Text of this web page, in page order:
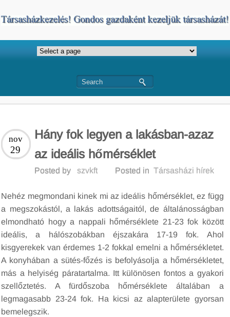
Hány fok legyen a lakásban-azaz
az ideális hőmérséklet
nov
29
Posted by szvkft Posted in Társasházi hírek
Nehéz megmondani kinek mi az ideális hőmérséklet, ez függ
a megszokástól, a lakás adottságaitól, de általánosságban
elmondható hogy a nappali hőmérséklete 21-23 fok között
ideális, a hálószobákban éjszakára 17-19 fok. Ahol
kisgyerekek van érdemes 1-2 fokkal emelni a hőmérsékletet.
A konyhában a sütés-főzés is befolyásolja a hőmérsékletet,
más a helyiség páratartalma. Itt különösen fontos a gyakori
szellőztetés. A fürdőszoba hőmérséklete általában a
legmagasabb 23-24 fok. Ha kicsi az alapterülete gyorsan
bemelegszik.